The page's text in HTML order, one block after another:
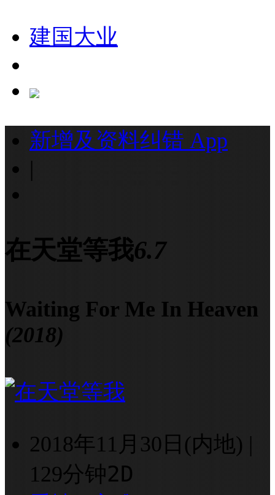
建国大业
新增及资料纠错 App
|
在天堂等我6.7
Waiting For Me In Heaven
(2018)
2018年11月30日(内地) |
129分钟2D